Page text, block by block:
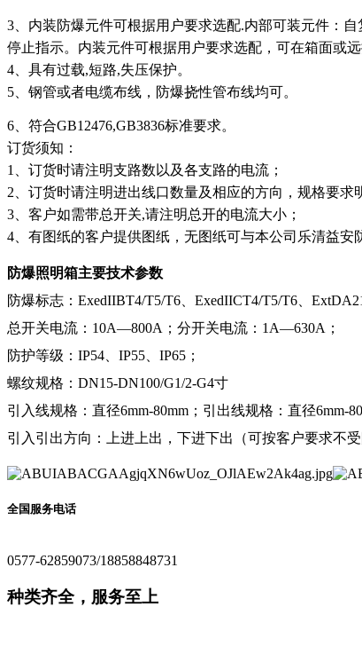
3、内装防爆元件可根据用户要求选配.内部可装元件：自
停止指示。内装元件可根据用户要求选配，可在箱面或
4、具有过载,短路,失压保护。
5、 钢管或者电缆布线，防爆挠性管布线均可。
6、符合GB12476,GB3836标准要求。
订货须知：
1、订货时请注明支路数以及各支路的电流；
2、订货时请注明进出线口数量及相应的方向，规格要求
3、客户如需带总开关,请注明总开的电流大小；
4、有图纸的客户提供图纸，无图纸可与本公司乐清益安
防爆照明箱主要技术参数
防爆标志：ExedIIBT4/T5/T6、ExedIICT4/T5/T6、
总开关电流：10A—800A；分开关电流：1A—630A；
防护等级：IP54、IP55、IP65；
螺纹规格：DN15-DN100/G1/2-G4寸
引入线规格：直径6mm-80mm；引出线规格：直径6mm-
引入引出方向：上进上出，下进下出（可按客户要求不受
全国服务电话
0577-62859073/18858848731
种类齐全，服务至上